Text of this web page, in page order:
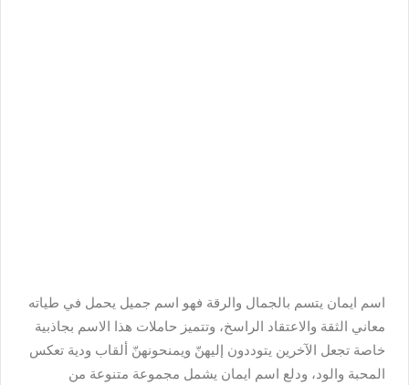
اسم ايمان يتسم بالجمال والرقة فهو اسم جميل يحمل في طياته
معاني الثقة والاعتقاد الراسخ، وتتميز حاملات هذا الاسم بجاذبية
خاصة تجعل الآخرين يتوددون إليهنّ ويمنحونهنّ ألقاب ودية تعكس
المحبة والود، ودلع اسم ايمان يشمل مجموعة متنوعة من